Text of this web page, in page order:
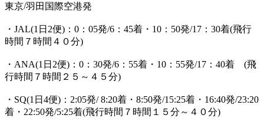
東京/羽田国際空港発
・JAL(1日2便)：0：05発/6：45着・10：50発/17：30着(飛行
時間７時間４０分)
・ANA(1日2便)：0：30発/6：55着・10：55発/17：40着 (飛
行時間７時間２５～４５分)
・SQ(1日4便)：2:05発/ 8:20着・8:50発/15:25着・16:40発/23:20
着・22:50発/5:25着(飛行時間７時間１５分～４０分)